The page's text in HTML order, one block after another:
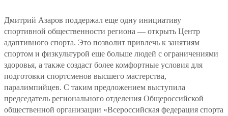
Дмитрий Азаров поддержал еще одну инициативу
спортивной общественности региона — открыть Центр
адаптивного спорта. Это позволит привлечь к занятиям
спортом и физкультурой еще больше людей с ограничениями
здоровья, а также создаст более комфортные условия для
подготовки спортсменов высшего мастерства,
паралимпийцев. С таким предложением выступила
председатель регионального отделения Общероссийской
общественной организации «Всероссийская федерация спорта